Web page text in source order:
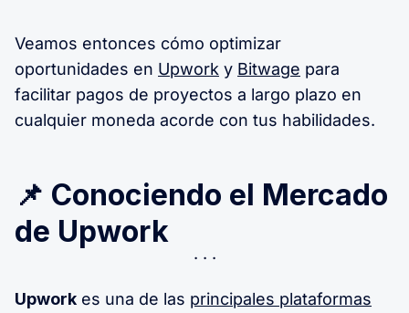
Veamos entonces cómo optimizar
oportunidades en Upwork y Bitwage para
facilitar pagos de proyectos a largo plazo en
cualquier moneda acorde con tus habilidades.
📌 Conociendo el Mercado
de Upwork
Upwork es una de las principales plataformas